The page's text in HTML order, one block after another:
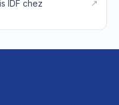
IDF chez